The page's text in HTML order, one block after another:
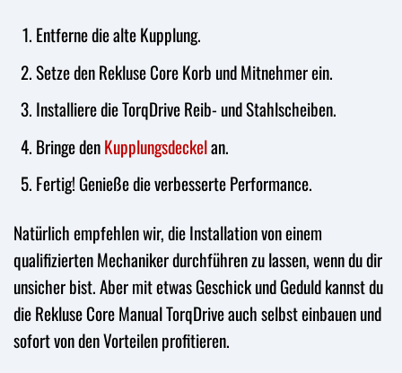
Entferne die alte Kupplung.
Setze den Rekluse Core Korb und Mitnehmer ein.
Installiere die TorqDrive Reib- und Stahlscheiben.
Bringe denKupplungsdeckelan.
Fertig! Genieße die verbesserte Performance.
Natürlich empfehlen wir, die Installation von einem
qualifizierten Mechaniker durchführen zu lassen, wenn du dir
unsicher bist. Aber mit etwas Geschick und Geduld kannst du
die Rekluse Core Manual TorqDrive auch selbst einbauen und
sofort von den Vorteilen profitieren.